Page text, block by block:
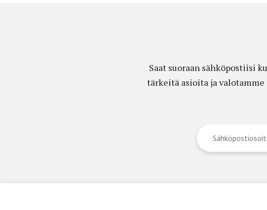
Saat suoraan sähköpostiisi
tärkeitä asioita ja